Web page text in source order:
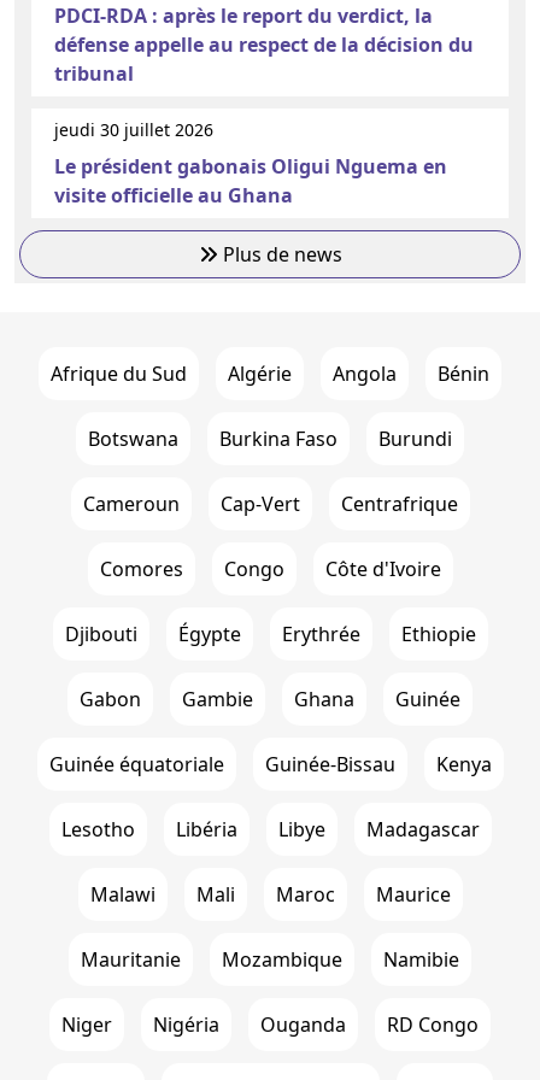
PDCI-RDA : après le report du verdict, la
défense appelle au respect de la décision du
tribunal
jeudi 30 juillet 2026
Le président gabonais Oligui Nguema en
visite officielle au Ghana
Plus de news
Afrique du Sud Algérie Angola Bénin
Botswana Burkina Faso Burundi
Cameroun Cap-Vert Centrafrique
Comores Congo Côte d'Ivoire
Djibouti Égypte Erythrée Ethiopie
Gabon Gambie Ghana Guinée
Guinée équatoriale Guinée-Bissau Kenya
Lesotho Libéria Libye Madagascar
Malawi Mali Maroc Maurice
Mauritanie Mozambique Namibie
Niger Nigéria Ouganda RD Congo